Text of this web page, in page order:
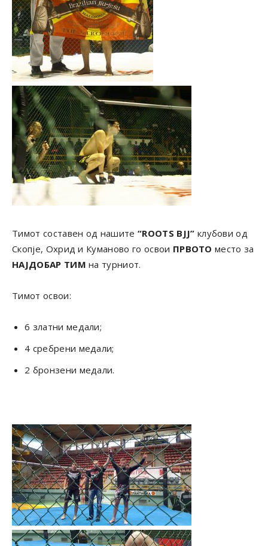
Тимот составен од нашите“ROOTS BJJ” клубови од
Скопје, Охрид и Куманово го освои ПРВОТО место за
НАЈДОБАР ТИМ на турниот.
Тимот освои:
6 златни медали;
4 сребрени медали;
2 бронзени медали.